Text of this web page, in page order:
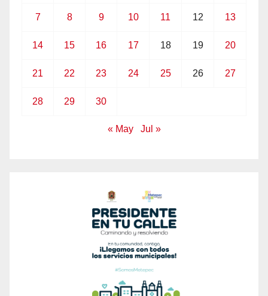
7 8 9 10 11 12 13
14 15 16 17 18 19 20
21 22 23 24 25 26 27
28 29 30
« May Jul »